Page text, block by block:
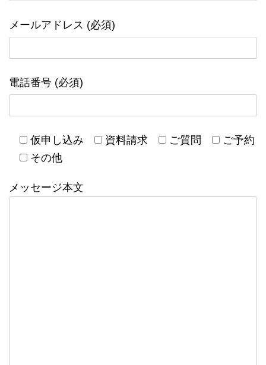
メールアドレス (必須)
電話番号 (必須)
仮申し込み 資料請求 ご質問
ご予約
その他
メッセージ本文